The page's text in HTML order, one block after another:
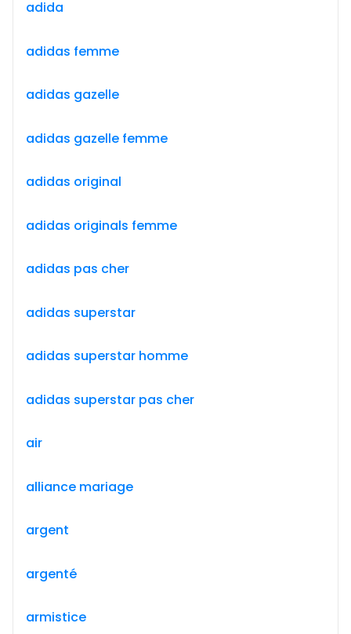
adida
adidas femme
adidas gazelle
adidas gazelle femme
adidas original
adidas originals femme
adidas pas cher
adidas superstar
adidas superstar homme
adidas superstar pas cher
air
alliance mariage
argent
argenté
armistice